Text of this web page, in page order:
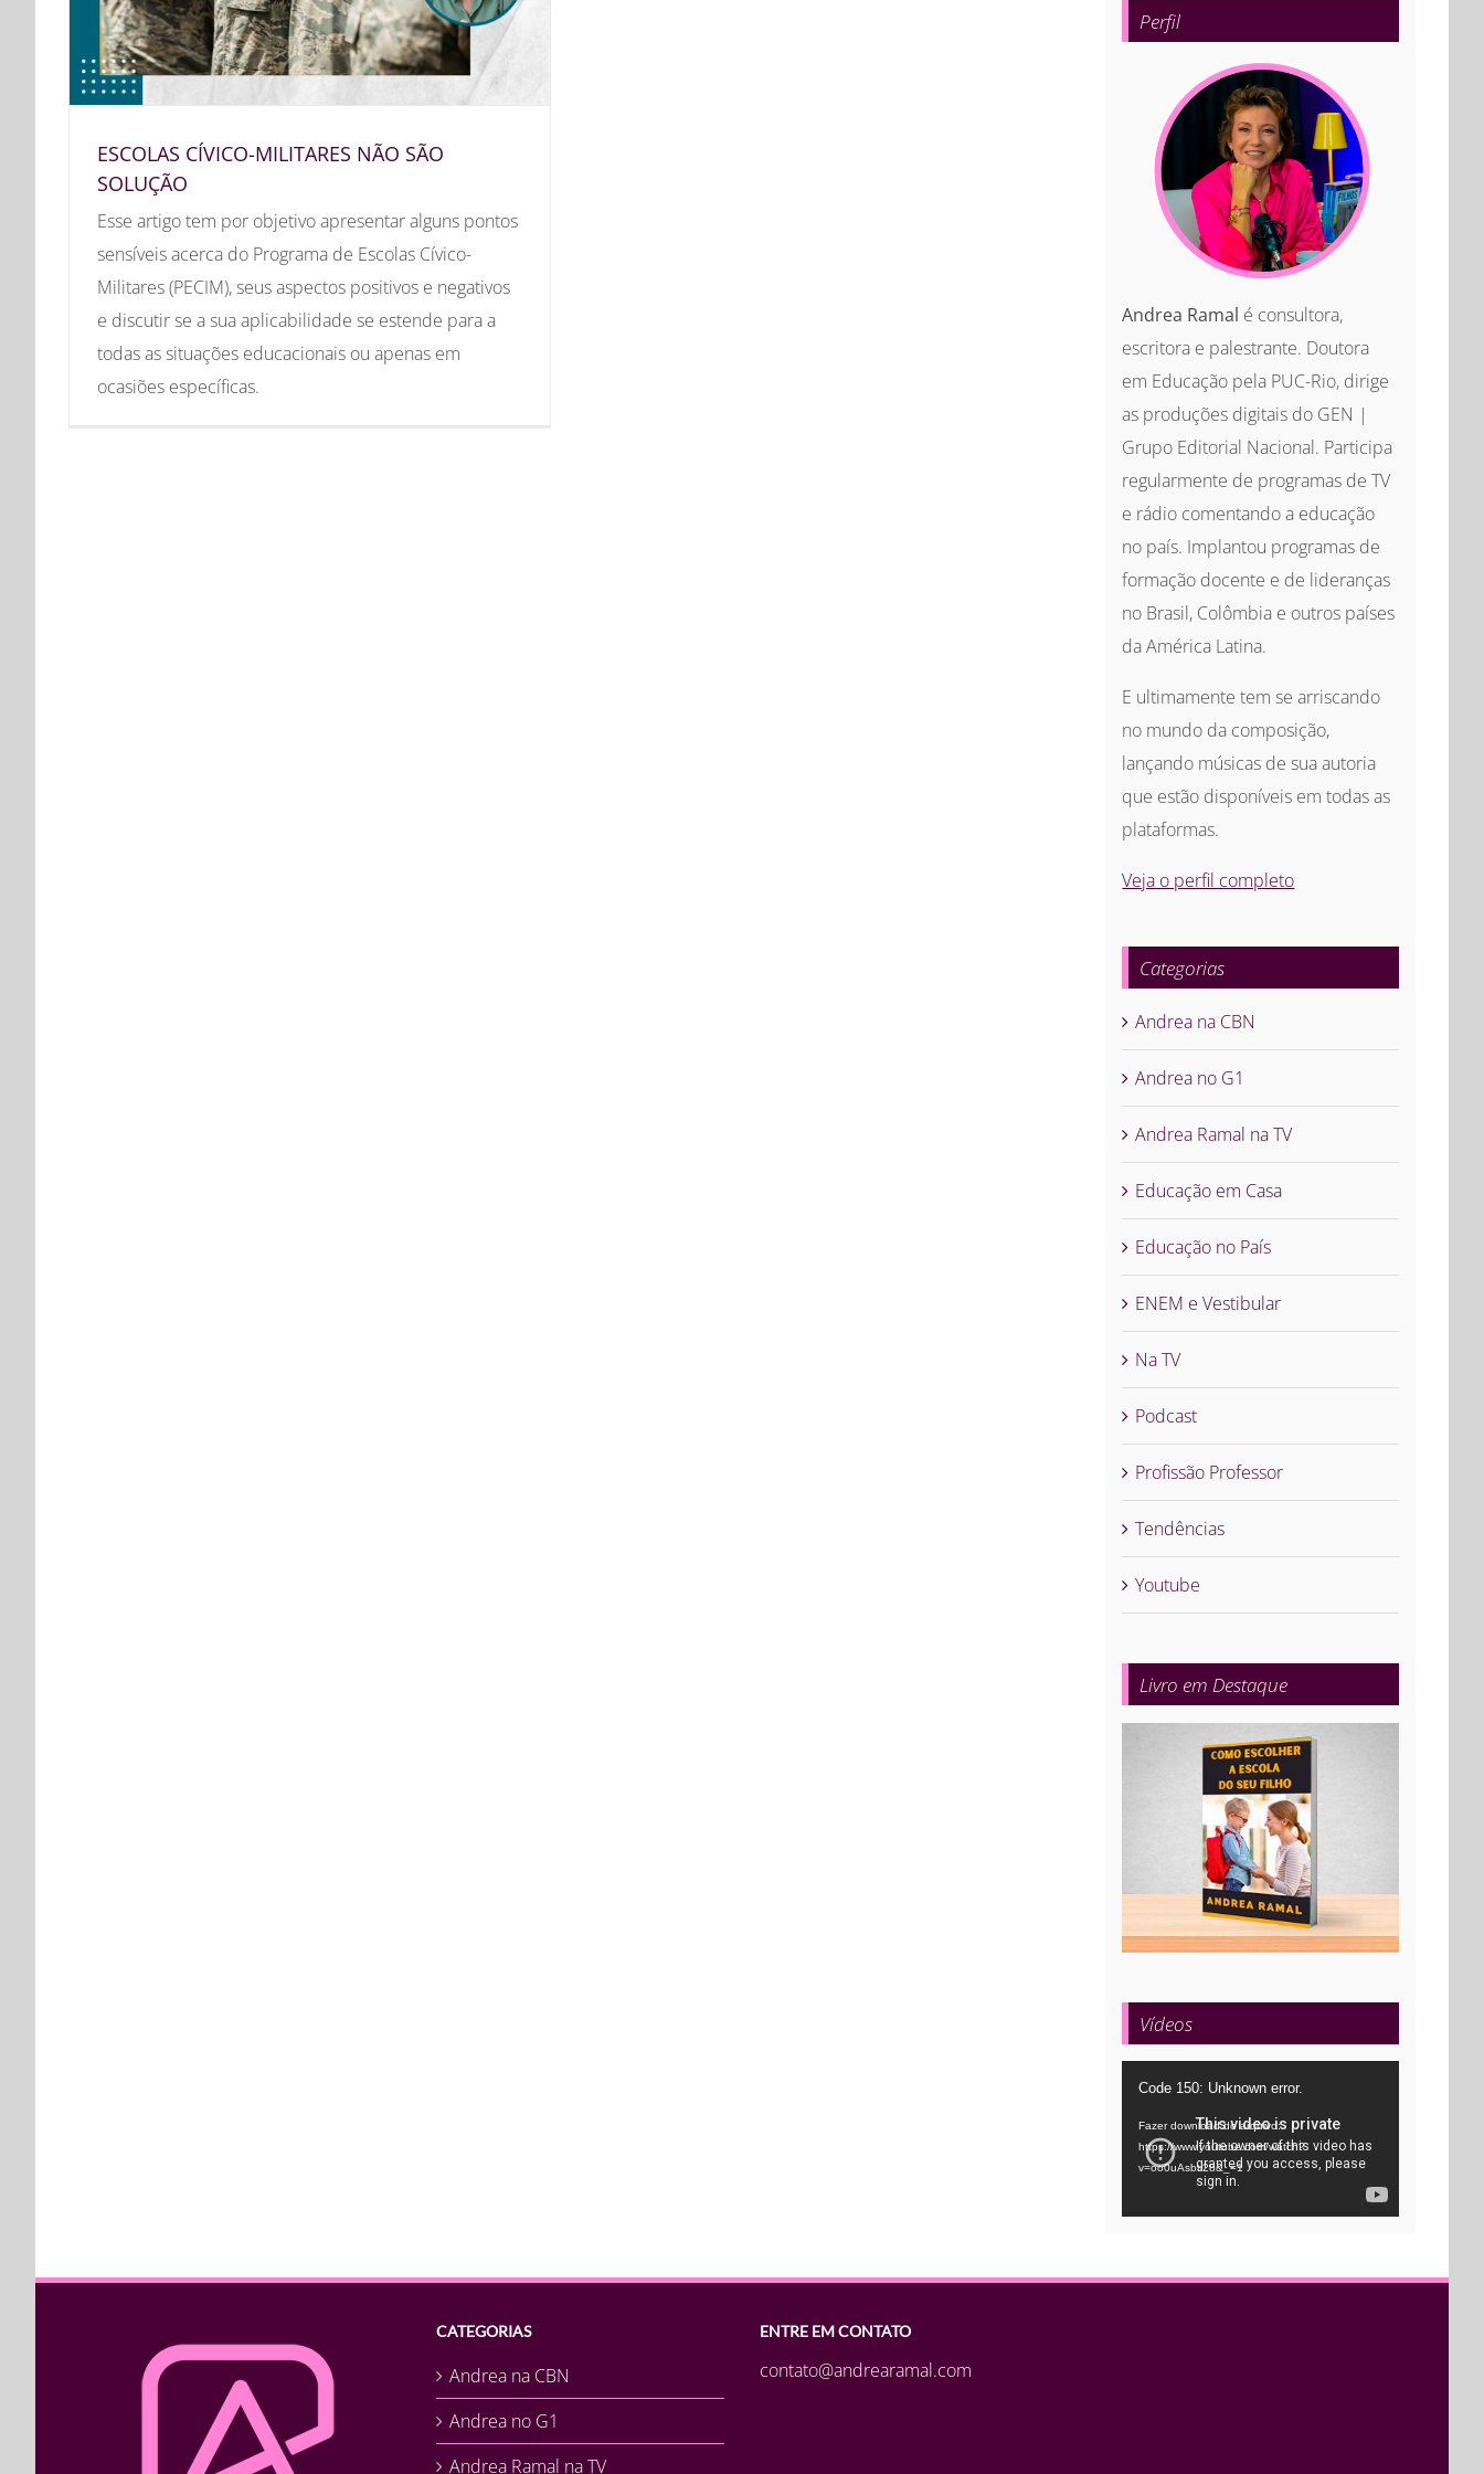
ESCOLAS CÍVICO-MILITARES NÃO SÃO
SOLUÇÃO
Esse artigo tem por objetivo apresentar alguns pontos
sensíveis acerca do Programa de Escolas Cívico-
Militares (PECIM), seus aspectos positivos e negativos
e discutir se a sua aplicabilidade se estende para a
todas as situações educacionais ou apenas em
ocasiões específicas.
Perfil
Andrea Ramal é consultora,
escritora e palestrante. Doutora
em Educação pela PUC-Rio, dirige
as produções digitais do GEN |
Grupo Editorial Nacional. Participa
regularmente de programas de TV
e rádio comentando a educação
no país. Implantou programas de
formação docente e de lideranças
no Brasil, Colômbia e outros países
da América Latina.
E ultimamente tem se arriscando
no mundo da composição,
lançando músicas de sua autoria
que estão disponíveis em todas as
plataformas.
Veja o perfil completo
Categorias
Andrea na CBN
Andrea no G1
Andrea Ramal na TV
Educação em Casa
Educação no País
ENEM e Vestibular
Na TV
Podcast
Profissão Professor
Tendências
Youtube
Livro em Destaque
Vídeos
Tocador
vídeo
Code 150: Unknown error.
Fazer download do arquivo:
https://www.youtube.com/watch?
v=oo0uAsbti28&_=1
CATEGORIAS
Andrea na CBN
Andrea no G1
Andrea Ramal na TV
ENTRE EM CONTATO
contato@andrearamal.com